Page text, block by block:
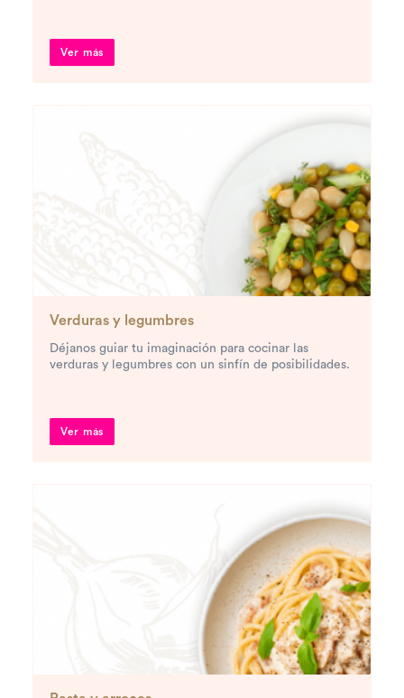
Ver más
Verduras y legumbres
Déjanos guiar tu imaginación para cocinar las
verduras y legumbres con un sinfín de posibilidades.
Ver más